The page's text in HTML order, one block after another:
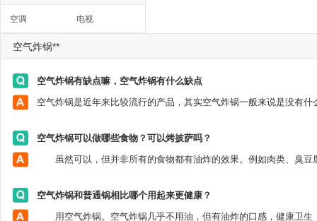
空调 电视
空气炸锅**
空气炸锅有缺点嘛，空气炸锅有什么缺点
空气炸锅可以做哪些食物？可以烤披萨吗？
空气炸锅和普通锅相比哪个用起来更健康？